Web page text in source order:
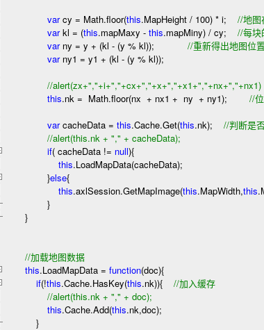
varcy = Math.floor(this.MapHeight / 100) * i; //地图
varkl = (this.mapMaxy - this.mapMiny) / cy; //每块
varny = y + (kl - (y % kl)); //重新得出地图位置
varny1 = y1 + (kl - (y % kl));
//alert(zx+","+i+","+cx+","+x+","+x1+","+nx+","+nx1)
this.nk = Math.floor(nx + nx1 + ny + ny1); //
varcacheData = this.Cache.Get(this.nk); //判断是
//alert(this.nk + "," + cacheData);
if( cacheData != null){
this.LoadMapData(cacheData);
}else{
this.axlSession.GetMapImage(this.MapWidth,this
}
}
//加载地图数据
this.LoadMapData = function(doc){
if(!this.Cache.HasKey(this.nk)){ //加入缓存
//alert(this.nk + "," + doc);
this.Cache.Add(this.nk,doc);
}